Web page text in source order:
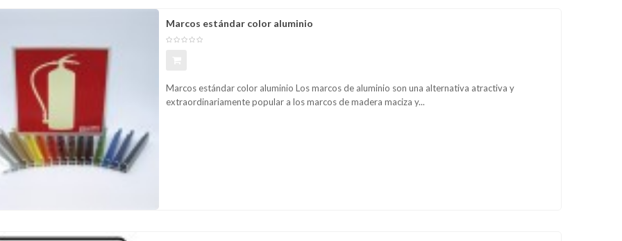
Marcos estándar color aluminio
Marcos estándar color aluminio Los marcos de aluminio son una alternativa atractiva y
extraordinariamente popular a los marcos de madera maciza y...